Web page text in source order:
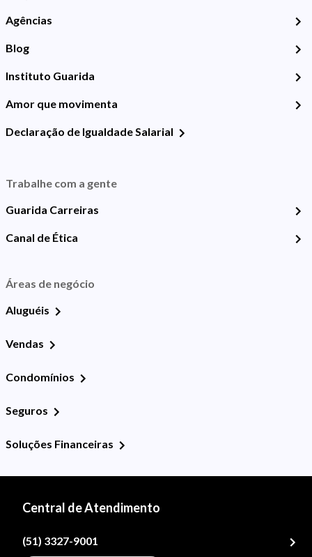
Agências
Blog
Instituto Guarida
Amor que movimenta
Declaração de Igualdade Salarial
Trabalhe com a gente
Guarida Carreiras
Canal de Ética
Áreas de negócio
Aluguéis
Vendas
Condomínios
Seguros
Soluções Financeiras
Central de Atendimento
(51) 3327-9001